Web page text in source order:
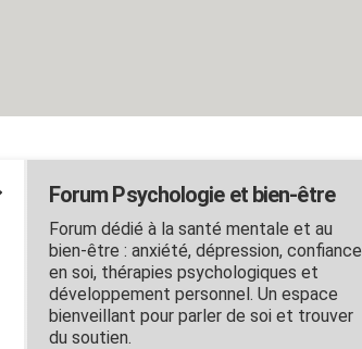
Forum Psychologie et bien-être
Forum dédié à la santé mentale et au
bien-être : anxiété, dépression, confiance
en soi, thérapies psychologiques et
développement personnel. Un espace
bienveillant pour parler de soi et trouver
du soutien.